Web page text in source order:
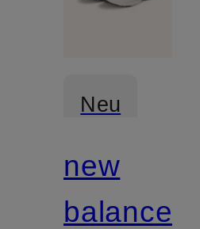
Neu
new
balance